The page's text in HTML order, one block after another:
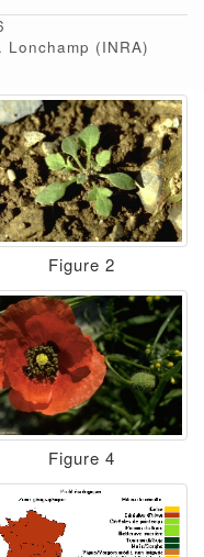
Lonchamp (INRA)
Figure 2
Figure 4